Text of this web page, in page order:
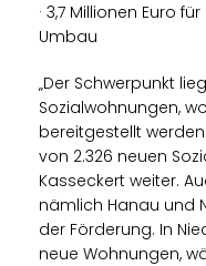
· 3,7 Millionen Euro
Umbau
Der Schwerpunkt
Sozialwohnungen,
bereitgestellt
von 2.326 neuen
Kasseckert weiter.
nämlich Hanau und
der Förderung. In
neue Wohnungen,